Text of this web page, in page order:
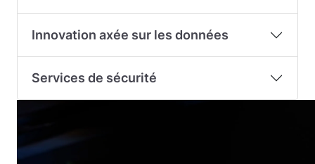
Innovation axée sur les données
Services de sécurité